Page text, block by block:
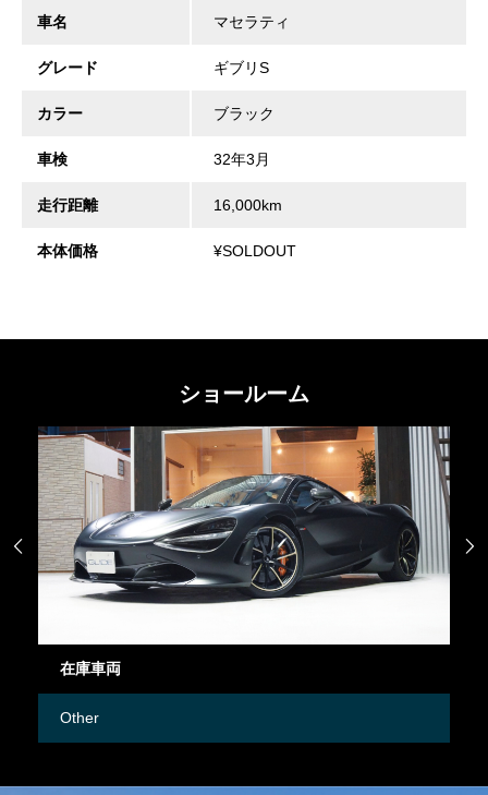
車名 マセラティ
グレード ギブリS
カラー ブラック
車検 32年3月
走行距離 16,000km
本体価格 ¥SOLDOUT
ショールーム
在庫車両
Other
 